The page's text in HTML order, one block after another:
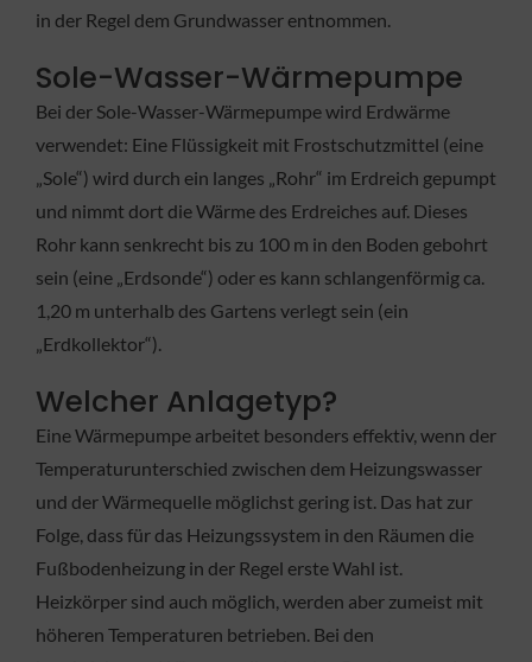
in der Regel dem Grundwasser entnommen.
Sole-Wasser-Wärmepumpe
Bei der Sole-Wasser-Wärmepumpe wird Erdwärme
verwendet: Eine Flüssigkeit mit Frostschutzmittel (eine
„Sole“) wird durch ein langes „Rohr“ im Erdreich gepumpt
und nimmt dort die Wärme des Erdreiches auf. Dieses
Rohr kann senkrecht bis zu 100 m in den Boden gebohrt
sein (eine „Erdsonde“) oder es kann schlangenförmig ca.
1,20 m unterhalb des Gartens verlegt sein (ein
„Erdkollektor“).
Welcher Anlagetyp?
Eine Wärmepumpe arbeitet besonders effektiv, wenn der
Temperaturunterschied zwischen dem Heizungswasser
und der Wärmequelle möglichst gering ist. Das hat zur
Folge, dass für das Heizungssystem in den Räumen die
Fußbodenheizung in der Regel erste Wahl ist.
Heizkörper sind auch möglich, werden aber zumeist mit
höheren Temperaturen betrieben. Bei den